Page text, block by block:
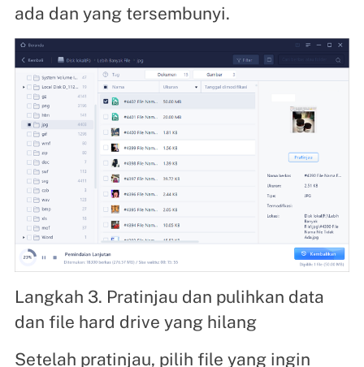
ada dan yang tersembunyi.
Langkah 3. Pratinjau dan pulihkan data
dan file hard drive yang hilang
Setelah pratinjau, pilih file yang ingin